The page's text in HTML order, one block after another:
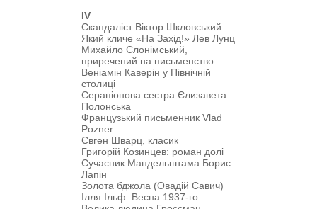
IV
Скандаліст Віктор Шкловський
Який кличе «На Захід!» Лев Лунц
Михайло Слонімський,
приречений на письменство
Веніамін Каверін у Північній
столиці
Серапіонова сестра Єлизавета
Полонська
Французький письменник Vlad
Pozner
Євген Шварц, класик
Григорій Козинцев: роман долі
Сучасник Мандельштама Борис
Лапін
Золота бджола (Овадій Савич)
Ілля Ільф. Весна 1937-го